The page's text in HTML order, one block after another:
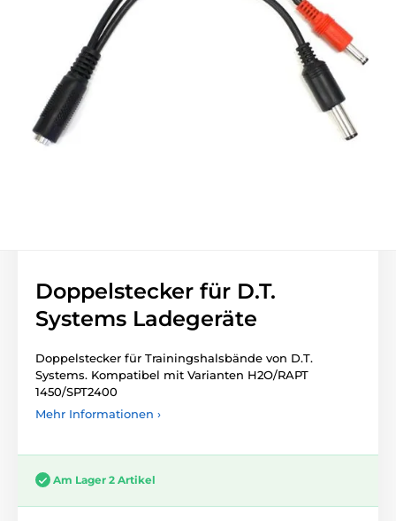
Doppelstecker für D.T.
Systems Ladegeräte
Doppelstecker für Trainingshalsbände von D.T.
Systems. Kompatibel mit Varianten H2O/RAPT
1450/SPT2400
Mehr Informationen ›
Am Lager 2 Artikel